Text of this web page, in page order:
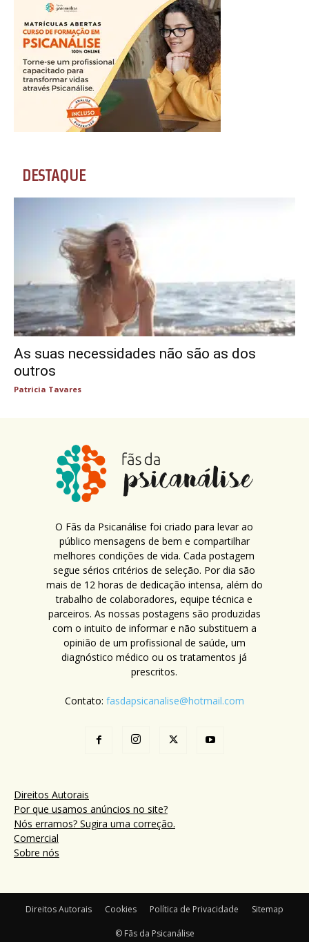
DESTAQUE
As suas necessidades não são as dos
outros
Patricia Tavares
O Fãs da Psicanálise foi criado para levar ao
público mensagens de bem e compartilhar
melhores condições de vida. Cada postagem
segue sérios critérios de seleção. Por dia são
mais de 12 horas de dedicação intensa, além do
trabalho de colaboradores, equipe técnica e
parceiros. As nossas postagens são produzidas
com o intuito de informar e não substituem a
opinião de um profissional de saúde, um
diagnóstico médico ou os tratamentos já
prescritos.
Contato: fasdapsicanalise@hotmail.com
Direitos Autorais
Por que usamos anúncios no site?
Nós erramos? Sugira uma correção.
Comercial
Sobre nós
Direitos Autorais Cookies Política de Privacidade Sitemap
© Fãs da Psicanálise